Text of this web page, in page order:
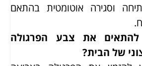
וסגירה אוטומטית בהתאם
את צבע הפרגולה
של הבית?